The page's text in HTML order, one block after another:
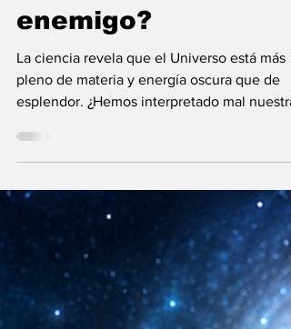
nunca fue el
enemigo?
La ciencia revela que el Universo está más
pleno de materia y energía oscura que de
esplendor. ¿Hemos interpretado mal